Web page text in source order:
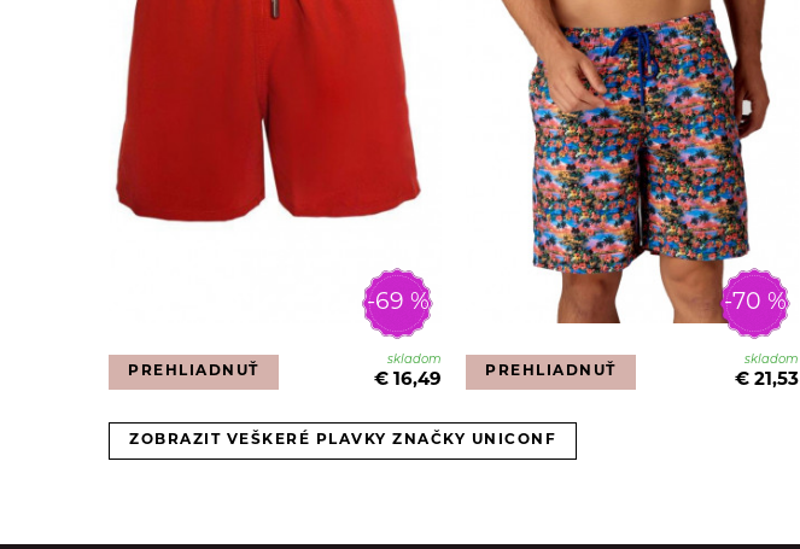
-69 %
PREHLIADNUŤ
skladom
€ 16,49
-70 %
PREHLIADNUŤ
skladom
€ 21,53
ZOBRAZIT VEŠKERÉ PLAVKY ZNAČKY UNICONF